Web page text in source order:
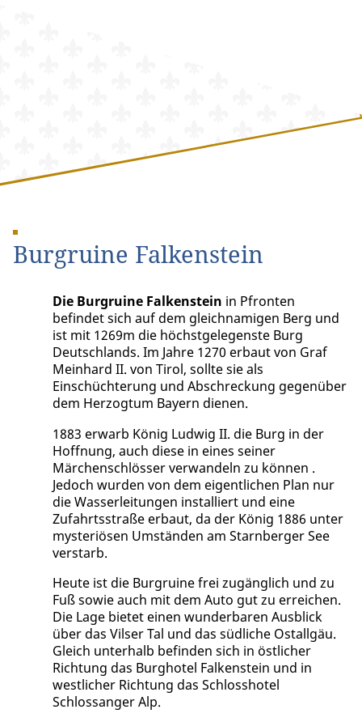
Burgruine Falkenstein
Die Burgruine Falkenstein in Pfronten
befindet sich auf dem gleichnamigen Berg und
ist mit 1269m die höchstgelegenste Burg
Deutschlands. Im Jahre 1270 erbaut von Graf
Meinhard II. von Tirol, sollte sie als
Einschüchterung und Abschreckung gegenüber
dem Herzogtum Bayern dienen.
1883 erwarb König Ludwig II. die Burg in der
Hoffnung, auch diese in eines seiner
Märchenschlösser verwandeln zu können .
Jedoch wurden von dem eigentlichen Plan nur
die Wasserleitungen installiert und eine
Zufahrtsstraße erbaut, da der König 1886 unter
mysteriösen Umständen am Starnberger See
verstarb.
Heute ist die Burgruine frei zugänglich und zu
Fuß sowie auch mit dem Auto gut zu erreichen.
Die Lage bietet einen wunderbaren Ausblick
über das Vilser Tal und das südliche Ostallgäu.
Gleich unterhalb befinden sich in östlicher
Richtung das Burghotel Falkenstein und in
westlicher Richtung das Schlosshotel
Schlossanger Alp.